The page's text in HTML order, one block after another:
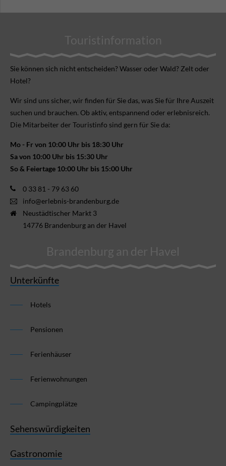
Touristinformation
Sie können sich nicht ent­scheiden? Wasser oder Wald? Zelt oder
Hotel?
Wir sind uns sicher, wir finden für Sie das, was Sie für Ihre Aus­zeit
suchen und brauchen. Ob aktiv, ent­spannend oder erlebnis­reich.
Die Mitarbeiter der Touristinfo sind gern für Sie da:
Mo - Fr von 10:00 Uhr bis 18:30 Uhr
Sa von 10:00 Uhr bis 15:30 Uhr
So & Feiertage 10:00 Uhr bis 15:00 Uhr
0 33 81 - 79 63 60
info@erlebnis-brandenburg.de
Neustädtischer Markt 3
14776 Brandenburg an der Havel
Brandenburg an der Havel
Unterkünfte
Hotels
Pensionen
Ferienhäuser
Ferienwohnungen
Campingplätze
Sehenswürdigkeiten
Gastronomie